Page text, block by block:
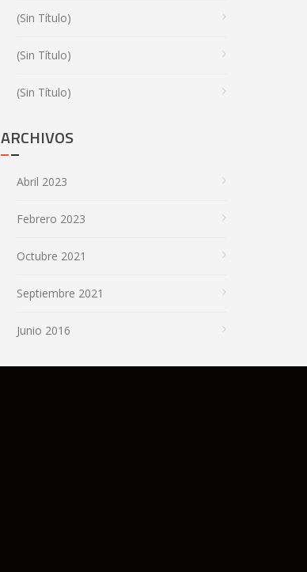
(sin Título)
(sin Título)
(sin Título)
ARCHIVOS
Abril 2023
Febrero 2023
Octubre 2021
Septiembre 2021
Junio 2016